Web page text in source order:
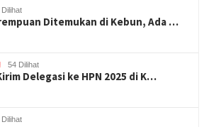
Ditemukan di Kebun, Ada …
54 Dilihat
Delegasi ke HPN 2025 di K…